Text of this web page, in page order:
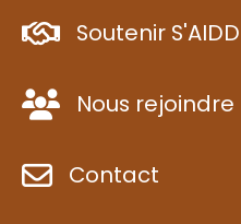
Soutenir
Nous rejoindre
Contact